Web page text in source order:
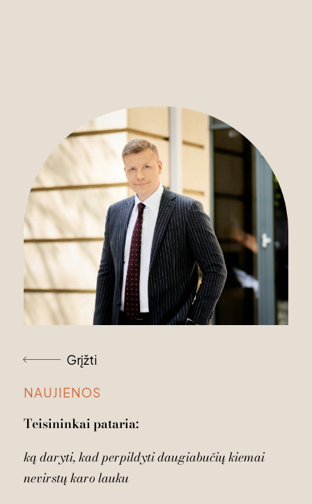
Grįžti
NAUJIENOS
Teisininkaipataria:
kądaryti,kadperpildytidaugiabučiųkiemai
nevirstųkarolauku